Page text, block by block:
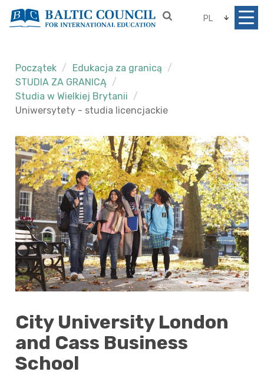
PL
Początek
Edukacja za granicą
STUDIA ZA GRANICĄ
Studia w Wielkiej Brytanii
Uniwersytety - studia licencjackie
City University London
and Cass Business
School